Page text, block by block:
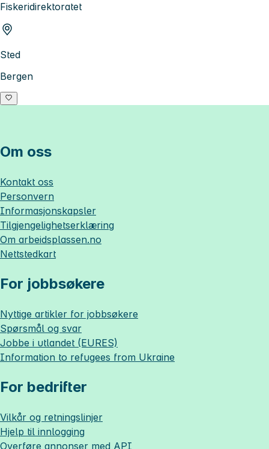
Fiskeridirektoratet
Sted
Bergen
Om oss
Kontakt oss
Personvern
Informasjonskapsler
Tilgjengelighetserklæring
Om arbeidsplassen.no
Nettstedkart
For jobbsøkere
Nyttige artikler for jobbsøkere
Spørsmål og svar
Jobbe i utlandet (EURES)
Information to refugees from Ukraine
For bedrifter
Vilkår og retningslinjer
Hjelp til innlogging
Overføre annonser med API